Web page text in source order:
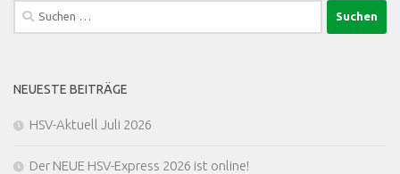
Suchen
nach:
NEUESTE BEITRÄGE
HSV-Aktuell Juli 2026
Der NEUE HSV-Express 2026 ist online!